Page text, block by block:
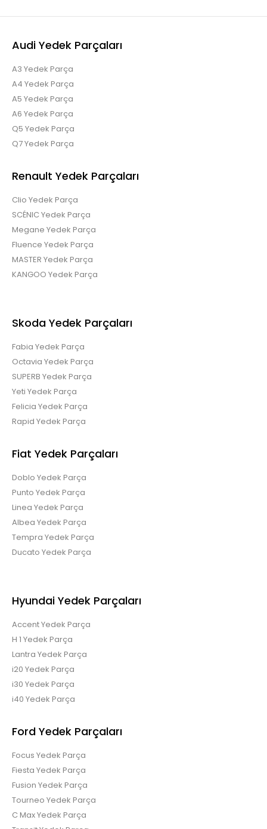
Twingo Sigorta Kutusu Kapağı Alt 7700410066..
Audi Yedek Parçaları
A3 Yedek Parça
A4 Yedek Parça
A5 Yedek Parça
A6 Yedek Parça
Q5 Yedek Parça
Q7 Yedek Parça
Renault Yedek Parçaları
Clio Yedek Parça
SCÉNIC Yedek Parça
Megane Yedek Parça
Fluence Yedek Parça
MASTER Yedek Parça
KANGOO Yedek Parça
Skoda Yedek Parçaları
Fabia Yedek Parça
Octavia Yedek Parça
SUPERB Yedek Parça
Yeti Yedek Parça
Felicia Yedek Parça
Rapid Yedek Parça
Fiat Yedek Parçaları
Doblo Yedek Parça
Punto Yedek Parça
Linea Yedek Parça
Albea Yedek Parça
Tempra Yedek Parça
Ducato Yedek Parça
Hyundai Yedek Parçaları
Accent Yedek Parça
H 1 Yedek Parça
Lantra Yedek Parça
i20 Yedek Parça
i30 Yedek Parça
i40 Yedek Parça
Ford Yedek Parçaları
Focus Yedek Parça
Fiesta Yedek Parça
Fusion Yedek Parça
Tourneo Yedek Parça
C Max Yedek Parça